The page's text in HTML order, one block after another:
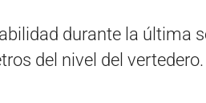
durante la última
del nivel del vertedero.